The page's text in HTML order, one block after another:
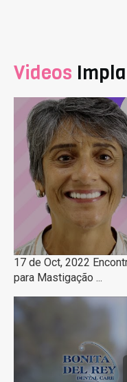
Videos
17 de Oct, 2022
para Mastigação ...